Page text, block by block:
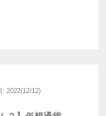
: 2022/12/12)